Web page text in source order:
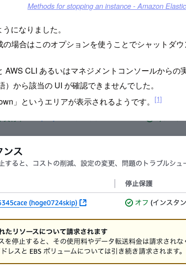
Methods for stopping an instance - Amazon
になりました。
場合はこのオプションを使うことでシャットダウ
CLI あるいはマネジメントコンソールから
から該当の UI が確認できませんでした。
」というエリアが表示されるようです。
[1]